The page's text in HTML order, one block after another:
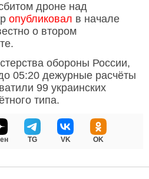
дроне над
опубликовал в начале
о втором
обороны России,
05:20 дежурные расчёты
99 украинских
типа.
TG VK OK